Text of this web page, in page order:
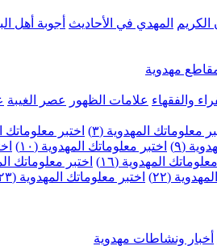
الكريم المهدي في الأحاديث أجوبة أهل
مهدوية
والفقهاء علامات الظهور عصر الغيبة
معلوماتك المهدوية (٣) اختبر معلوماتك
(٩) اختبر معلوماتك المهدوية (١٠)
المهدوية (١٦) اختبر معلوماتك
(٢٢) اختبر معلوماتك المهدوية (٢٣)
أخبار ونشاطات مهدوية